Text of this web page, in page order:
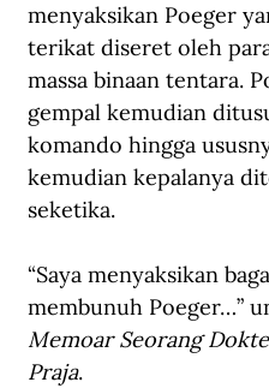
menyaksikan Poeger
terikat diseret oleh
massa binaan tentara.
gempal kemudian
komando hingga
kemudian kepalanya
seketika.
“Saya menyaksikan
membunuh Poeger…”
Memoar Seorang
Praja.